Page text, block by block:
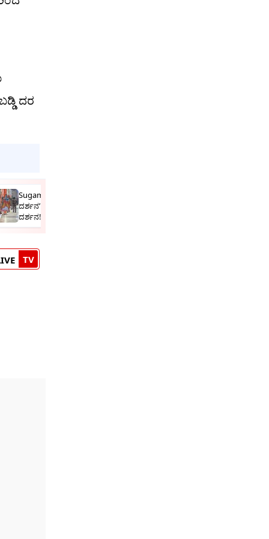
ದರ
Sugama Darshan: ಅಯೋಧ್ಯೆಯಲ್ಲಿ ವೃದ್ಧರಿಗೆ ‘ಸುಗಮ
ದರ್ಶನ’ ಪಾಸ್; 3 ವರ್ಷದೊಳಗಿನ ಮಕ್ಕಳ ತಾಯಂದಿರಿಗೂ ನೇರ
ದರ್ಶನ!
TV